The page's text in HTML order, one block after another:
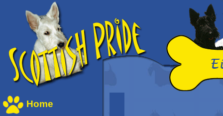
Home